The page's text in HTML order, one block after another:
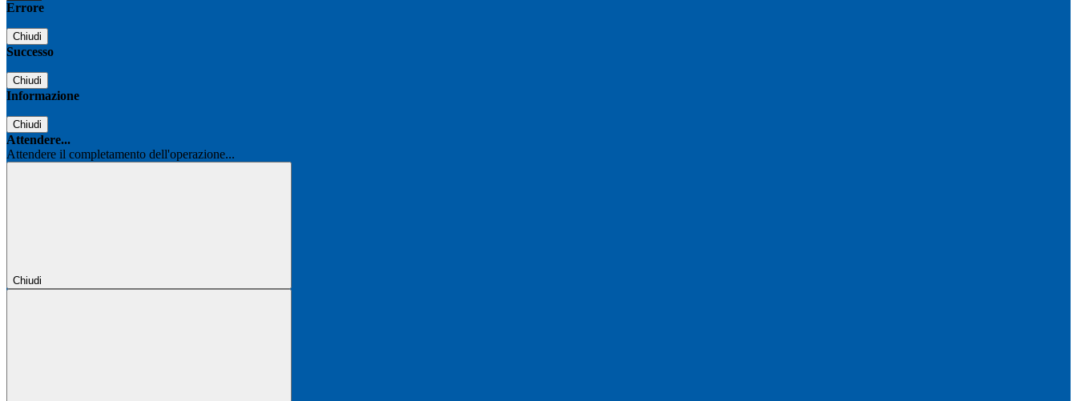
Errore
Chiudi
Successo
Chiudi
Informazione
Chiudi
Attendere...
Attendere il completamento dell'operazione...
Chiudi